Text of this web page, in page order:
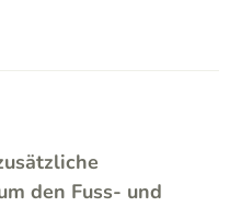
den Fuss- und